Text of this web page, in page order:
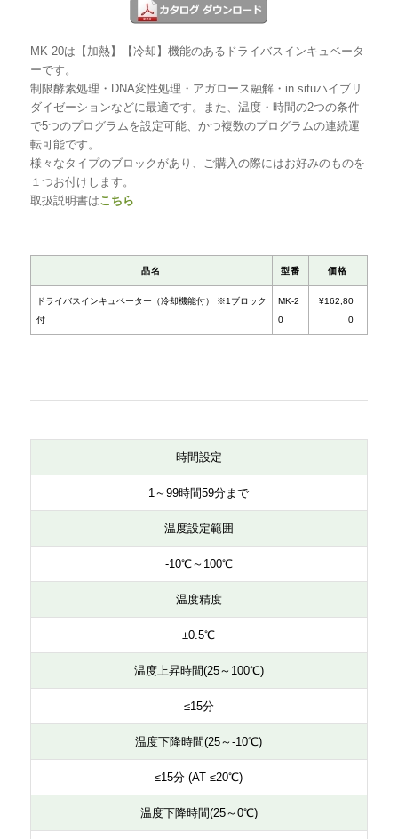
MK-20は【加熱】【冷却】機能のあるドライバスインキュベータ
ーです。
制限酵素処理・DNA変性処理・アガロース融解・in situハイブリ
ダイゼーションなどに最適です。また、温度・時間の2つの条件
で5つのプログラムを設定可能、かつ複数のプログラムの連続運
転可能です。
様々なタイプのブロックがあり、ご購入の際にはお好みのものを
１つお付けします。
取扱説明書はこちら
ドライバスインキュベーター（冷却機能付） ※1ブロック
時間設定
1～99時間59分まで
温度設定範囲
-10℃～100℃
温度精度
±0.5℃
温度上昇時間(25～100℃)
≤15分
温度下降時間(25～-10℃)
≤15分 (AT ≤20℃)
温度下降時間(25～0℃)